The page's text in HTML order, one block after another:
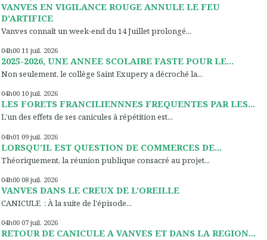
VANVES EN VIGILANCE ROUGE ANNULE LE FEU
D’ARTIFICE
Vanves connaît un week-end du 14 Juillet prolongé...
04h00 11 juil. 2026
2025-2026, UNE ANNEE SCOLAIRE FASTE POUR LE...
Non seulement, le collège Saint Exupery a décroché la...
04h00 10 juil. 2026
LES FORETS FRANCILIENNNES FREQUENTES PAR LES...
L’un des effets de ses canicules à répétition est...
04h01 09 juil. 2026
LORSQU’IL EST QUESTION DE COMMERCES DE...
Théoriquement, la réunion publique consacré au projet...
04h00 08 juil. 2026
VANVES DANS LE CREUX DE L’OREILLE
CANICULE : À la suite de l'épisode...
04h00 07 juil. 2026
RETOUR DE CANICULE A VANVES ET DANS LA REGION...